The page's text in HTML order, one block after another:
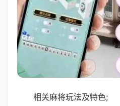
相关麻将玩法及特色;